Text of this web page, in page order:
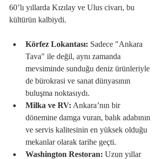
60’lı yıllarda Kızılay ve Ulus civarı, bu
kültürün kalbiydi.
Körfez Lokantası: Sadece "Ankara
Tava" ile değil, aynı zamanda
mevsiminde sunduğu deniz ürünleriyle
de bürokrasi ve sanat dünyasının
buluşma noktasıydı.
Milka ve RV: Ankara’nın bir
dönemine damga vuran, balık adabının
ve servis kalitesinin en yüksek olduğu
mekanlar olarak tarihe geçti.
Washington Restoran: Uzun yıllar